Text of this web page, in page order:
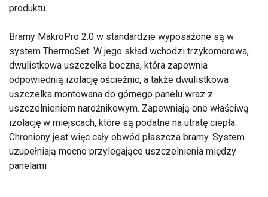
produktu.
Bramy MakroPro 2.0 w standardzie wyposażone są w
system ThermoSet. W jego skład wchodzi trzykomorowa,
dwulistkowa uszczelka boczna, która zapewnia
odpowiednią izolację ościeżnic, a także dwulistkowa
uszczelka montowana do górnego panelu wraz z
uszczelnieniem narożnikowym. Zapewniają one właściwą
izolację w miejscach, które są podatne na utratę ciepła.
Chroniony jest więc cały obwód płaszcza bramy. System
uzupełniają mocno przylegające uszczelnienia między
panelami